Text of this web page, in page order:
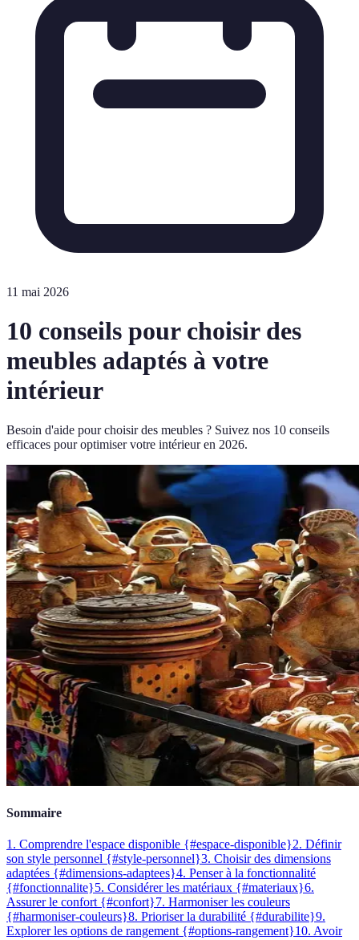
11 mai 2026
10 conseils pour choisir des
meubles adaptés à votre
intérieur
Besoin d'aide pour choisir des meubles ? Suivez nos 10 conseils
efficaces pour optimiser votre intérieur en 2026.
Sommaire
1. Comprendre l'espace disponible {#espace-disponible}2. Définir
son style personnel {#style-personnel}3. Choisir des dimensions
adaptées {#dimensions-adaptees}4. Penser à la fonctionnalité
{#fonctionnalite}5. Considérer les matériaux {#materiaux}6.
Assurer le confort {#confort}7. Harmoniser les couleurs
{#harmoniser-couleurs}8. Prioriser la durabilité {#durabilite}9.
Explorer les options de rangement {#options-rangement}10. Avoir